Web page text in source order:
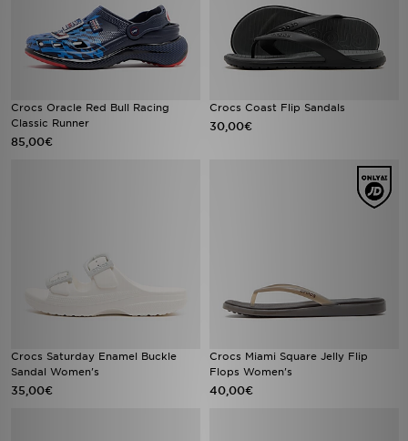
Crocs Oracle Red Bull Racing
Classic Runner
85,00€
Crocs Coast Flip Sandals
30,00€
Crocs Saturday Enamel Buckle
Sandal Women's
35,00€
Crocs Miami Square Jelly Flip
Flops Women's
40,00€